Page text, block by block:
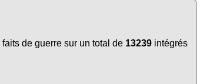
de guerre sur un total de 13239 intégrés